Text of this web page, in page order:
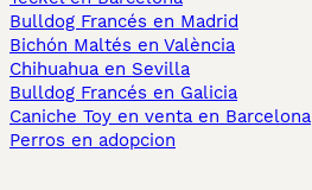
Bulldog Francés en Madrid
Bichón Maltés en València
Chihuahua en Sevilla
Bulldog Francés en Galicia
Caniche Toy en venta en Barcelona
Perros en adopcion